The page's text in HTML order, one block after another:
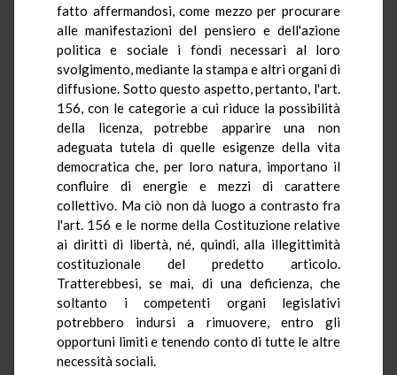
fatto affermandosi, come mezzo per procurare
alle manifestazioni del pensiero e dell'azione
politica e sociale i fondi necessari al loro
svolgimento, mediante la stampa e altri organi di
diffusione. Sotto questo aspetto, pertanto, l'art.
156, con le categorie a cui riduce la possibilità
della licenza, potrebbe apparire una non
adeguata tutela di quelle esigenze della vita
democratica che, per loro natura, importano il
confluire di energie e mezzi di carattere
collettivo. Ma ciò non dà luogo a contrasto fra
l'art. 156 e le norme della Costituzione relative
ai diritti di libertà, né, quindi, alla illegittimità
costituzionale del predetto articolo.
Tratterebbesi, se mai, di una deficienza, che
soltanto i competenti organi legislativi
potrebbero indursi a rimuovere, entro gli
opportuni limiti e tenendo conto di tutte le altre
necessità sociali.